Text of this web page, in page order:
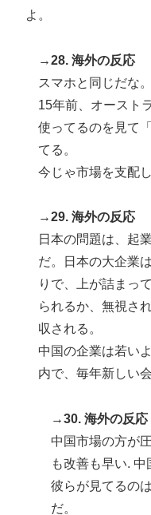
よ。
→28. 海外の反応
スマホと同じだな。
15年前、オースト
使ってるのを見て
てる。
今じゃ市場を支配
→29. 海外の反応
日本の問題は、起
だ。日本の大企業
りで、上が詰まっ
られるか、無視さ
収される。
中国の企業は若い
内で、毎年新しい
→30. 海外の反応
中国市場の方が
も改善も早い. 中
彼らが見てるの
だ。